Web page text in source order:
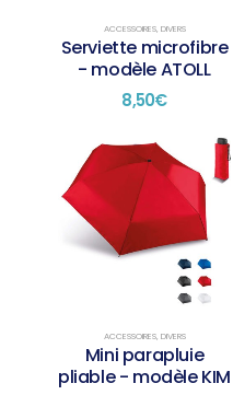
ACCESSOIRES, DIVERS
Serviette microfibre
- modèle ATOLL
8,50€
ACCESSOIRES, DIVERS
Mini parapluie
pliable - modèle KIM